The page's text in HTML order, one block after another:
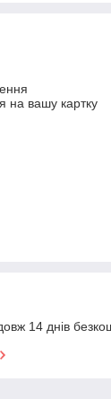
на вашу картку
14 днів